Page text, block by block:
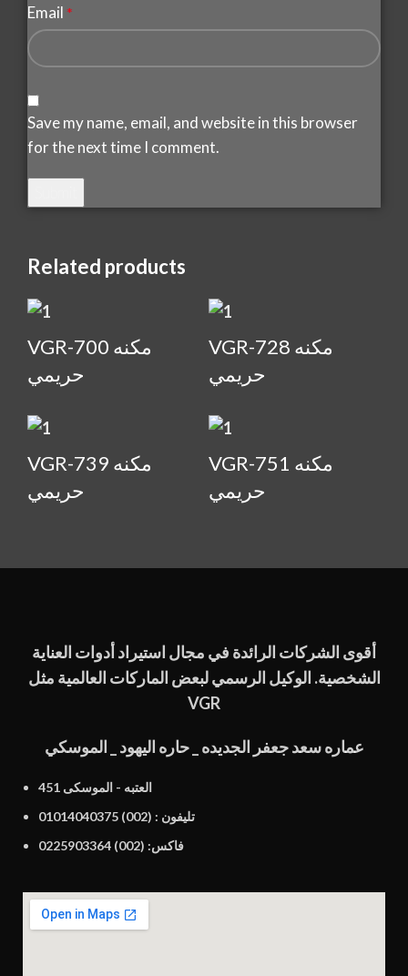
Email *
Save my name, email, and website in this browser
for the next time I comment.
Related products
VGR-700 مكنه
حريمي
VGR-728 مكنه
حريمي
VGR-739 مكنه
حريمي
VGR-751 مكنه
حريمي
أقوى الشركات الرائدة في مجال استيراد أدوات العناية
الشخصية. الوكيل الرسمي لبعض الماركات العالمية مثل
VGR
عماره سعد جعفر الجديده _ حاره اليهود _ الموسكي
451 العتبه - الموسكى
تليفون : (002) 01014040375
فاكس: (002) 0225903364